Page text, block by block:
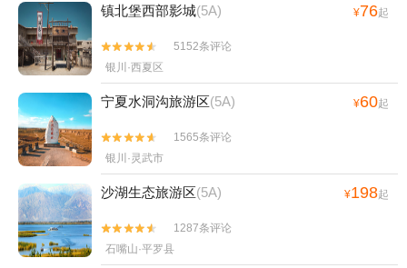
镇北堡西部影城(5A) ¥76起


5152条评论
银川·西夏区
宁夏水洞沟旅游区(5A) ¥60起


1565条评论
银川·灵武市
沙湖生态旅游区(5A) ¥198起


1287条评论
石嘴山·平罗县